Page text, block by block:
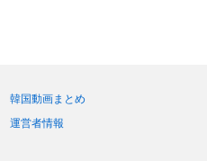
韓国動画まとめ
運営者情報